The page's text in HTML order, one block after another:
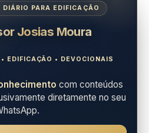
PARA EDIFICAÇÃO
Josias Moura
EDIFICAÇÃO • DEVOCIONAIS
com conteúdos
diretamente no seu